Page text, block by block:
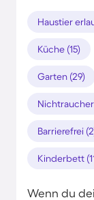
Haustier
Küche (15)
Garten (29)
Nichtraucher
Barrierefrei
Kinderbett
Wenn du